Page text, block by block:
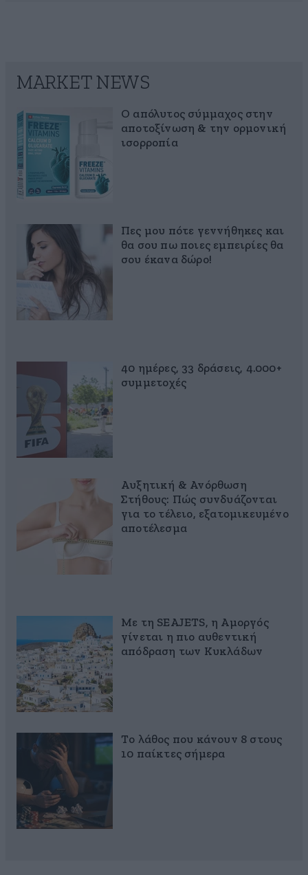
MARKET NEWS
Ο απόλυτος σύμμαχος στην
αποτοξίνωση & την ορμονική
ισορροπία
Πες μου πότε γεννήθηκες και
θα σου πω ποιες εμπειρίες θα
σου έκανα δώρο!
40 ημέρες, 33 δράσεις, 4.000+
συμμετοχές
Αυξητική & Ανόρθωση
Στήθους: Πώς συνδυάζονται
για το τέλειο, εξατομικευμένο
αποτέλεσμα
Με τη SEAJETS, η Αμοργός
γίνεται η πιο αυθεντική
απόδραση των Κυκλάδων
Το λάθος που κάνουν 8 στους
10 παίκτες σήμερα